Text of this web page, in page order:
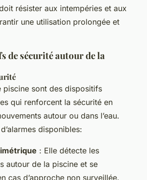
résister aux intempéries et aux
une utilisation prolongée et
de sécurité autour de la
piscine sont des dispositifs
qui renforcent la sécurité en
autour ou dans l’eau.
disponibles:
: Elle détecte les
autour de la piscine et se
cas d’approche non surveillée.